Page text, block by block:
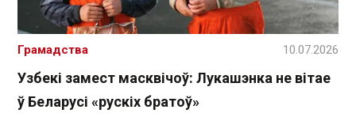
Узбекі замест масквічоў: Лукашэнка не вітае
ў Беларусі «рускіх братоў»
Грамадства 10.07.2026